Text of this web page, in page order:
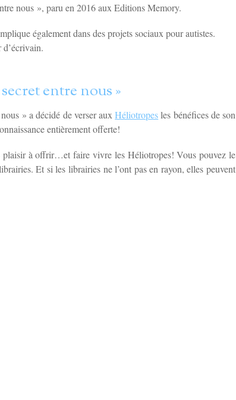
nous », paru en 2016 aux Editions Memory.
également dans des projets sociaux pour autistes.
d’écrivain.
entre nous »
» a décidé de verser auxHéliotropesles bénéfices de son
entièrement offerte!
plaisir à offrir…et faire vivre les Héliotropes! Vous pouvez le
Et si les librairies ne l’ont pas en rayon, elles peuvent